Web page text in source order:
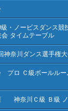
・ノービスダンス競
タイムテーブル
奈川ダンス選手権
プロ Ｃ級ボールル
神奈川Ｃ級 Ｂ級 ノ